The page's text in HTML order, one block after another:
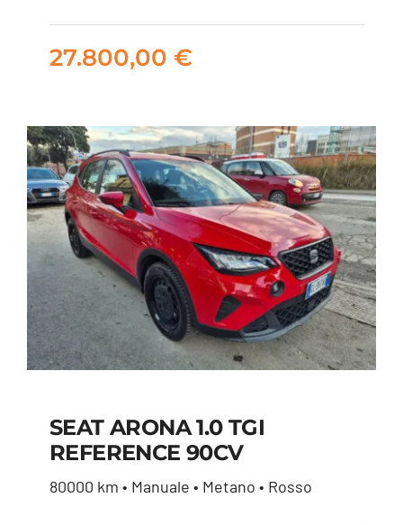
27.800,00
27.800,00 €
SEAT ARONA 1.0 TGI
SEAT ARONA 1.0 TGI
REFERENCE 90CV
80000 km • Manuale • Metano • Rosso